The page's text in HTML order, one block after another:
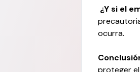
¿Y si el
ocurra.
proteger